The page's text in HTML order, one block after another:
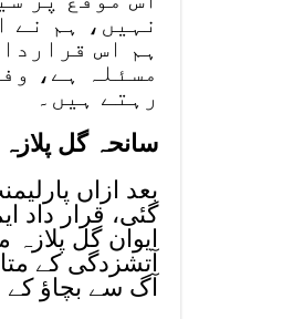
نہیں، ہم نے
ہم اس
مسئلہ ہے،
رہتے ہیں۔
سانحہ گل
بعد ازاں
گئی، قرار داد
ایوان گل
آتشزدگی کے
آگ سے بچاؤ کے